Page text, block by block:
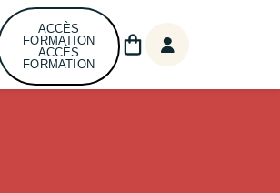
ACCÈS
FORMATION
ACCÈS
FORMATION